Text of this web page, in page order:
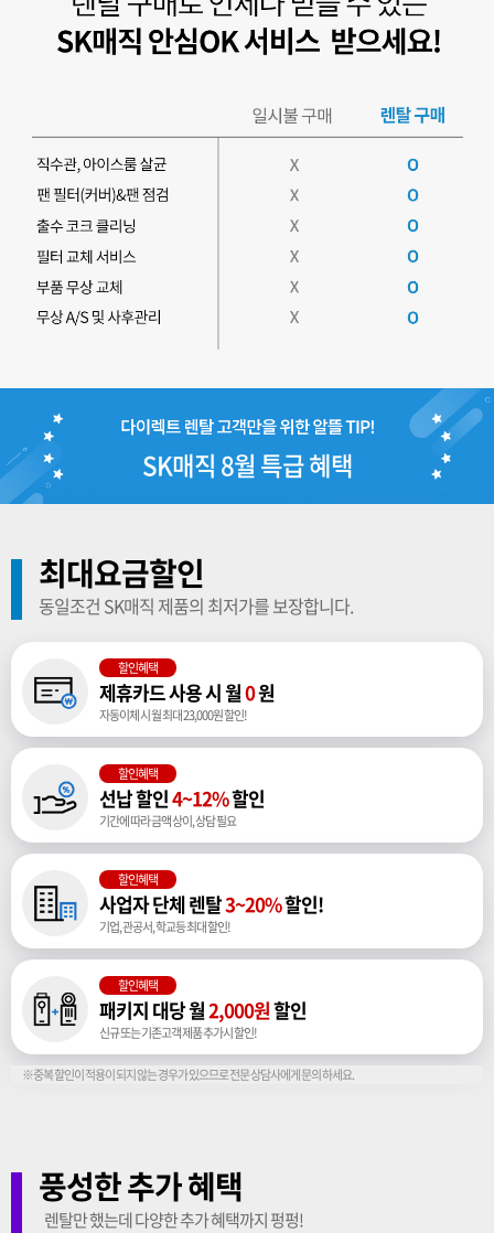
SK매직 8월 특급 혜택
최대요금할인
동일조건 SK매직 제품의 최저가를 보장합니다.
할인혜택
제휴카드 사용 시 월0원
자동이체 시 월 최대 23,000원 할인!
할인혜택
선납 할인4~12%할인
기간에 따라 금액 상이, 상담 필요
할인혜택
사업자 단체 렌탈3~20%할인!
기업, 관공서, 학교등 최대 할인!
할인혜택
패키지 대당 월2,000원할인
신규 또는 기존고객 제품 추가시 할인!
※중복 할인이 적용이 되지 않는 경우가 있으므로 전문 상담사에게 문의 하세요.
풍성한 추가 혜택
렌탈만 했는데 다양한 추가 혜택까지 펑펑!